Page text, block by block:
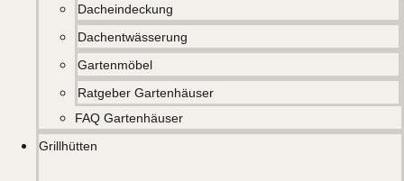
Dacheindeckung
Dachentwässerung
Gartenmöbel
Ratgeber Gartenhäuser
FAQ Gartenhäuser
Grillhütten